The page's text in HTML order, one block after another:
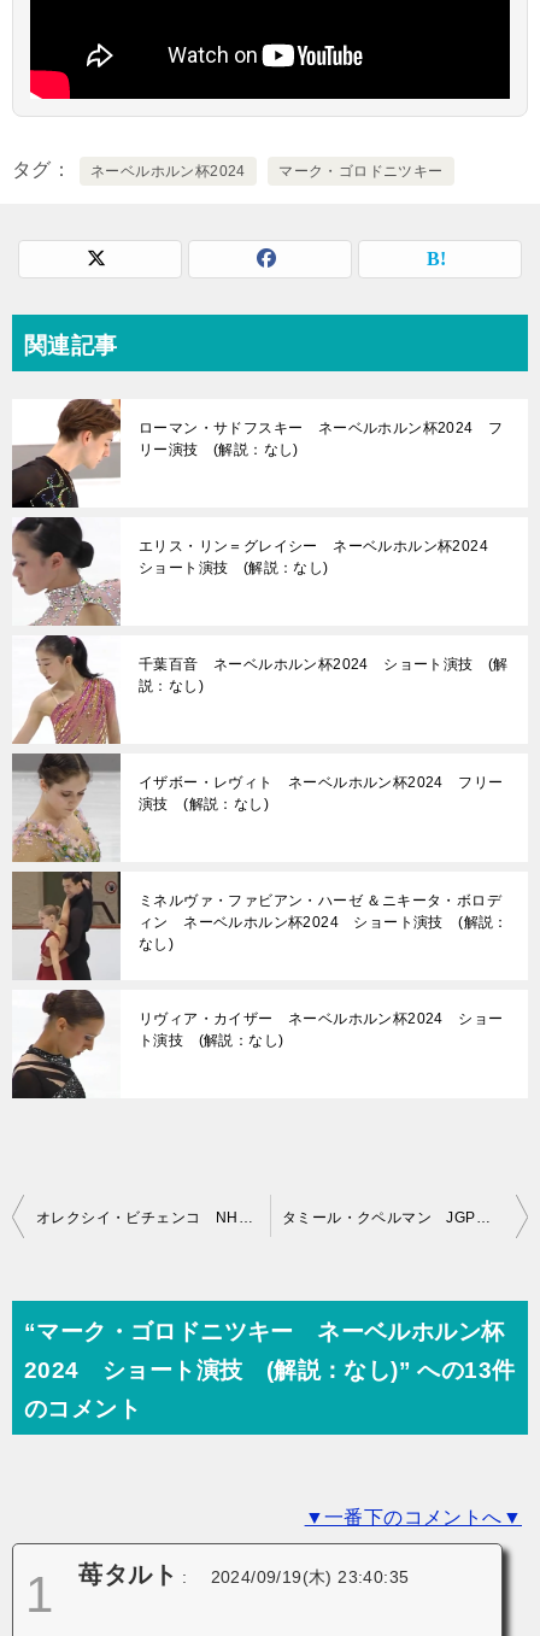
タグ ネーベルホルン杯2024 マーク・ゴロドニツキー
関連記事
ローマン・サドフスキー ネーベルホルン杯2024 フ
リー演技 (解説：なし)
エリス・リン＝グレイシー ネーベルホルン杯2024
ショート演技 (解説：なし)
千葉百音 ネーベルホルン杯2024 ショート演技 (解
説：なし)
イザボー・レヴィト ネーベルホルン杯2024 フリー
演技 (解説：なし)
ミネルヴァ・ファビアン・ハーゼ ＆ニキータ・ボロデ
ィン ネーベルホルン杯2024 ショート演技 (解説：
なし)
リヴィア・カイザー ネーベルホルン杯2024 ショー
ト演技 (解説：なし)
投
ビ
ゲ
ー
オレクシイ・ビチェンコ NHK杯2019 ショート演技 (解説：ロシア語) タミール・クペルマン JGPソリダリティ杯2024 ショート演技 (解説：英語 )
“マーク・ゴロドニツキー ネーベルホルン杯
2024 ショート演技 (解説：なし)” への13件
のコメント
▼一番下のコメントへ▼
1 苺タルト : 2024/09/19(木) 23:40:35